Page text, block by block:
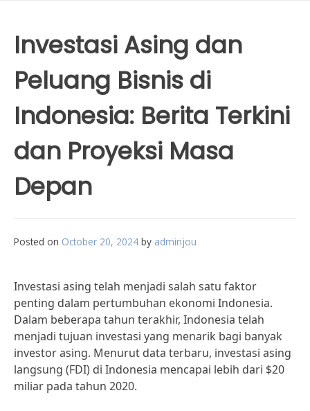
Investasi Asing dan
Peluang Bisnis di
Indonesia: Berita Terkini
dan Proyeksi Masa
Depan
Posted on October 20, 2024 by adminjou
Investasi asing telah menjadi salah satu faktor
penting dalam pertumbuhan ekonomi Indonesia.
Dalam beberapa tahun terakhir, Indonesia telah
menjadi tujuan investasi yang menarik bagi banyak
investor asing. Menurut data terbaru, investasi asing
langsung (FDI) di Indonesia mencapai lebih dari $20
miliar pada tahun 2020.